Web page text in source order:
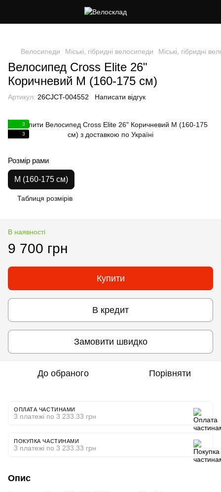
Велосипеди Міські, гібридні велосипеди Міські, гібридні
Велосипед Cross Elite 26"
Коричневий M (160-175 см)
Артикул: 26CJCT-004552 Написати відгук
3
3
Розмір рами
M (160-175 см)
Таблиця розмірів
В наявності
9 700 грн
Купити
В кредит
Замовити швидко
До обраного Порівняти
ОПЛАТА ЧАСТИНАМИ
3 платежі по 3 233.33 грн
ПОКУПКА ЧАСТИНАМИ
3 платежі по 3 233.33 грн
Опис